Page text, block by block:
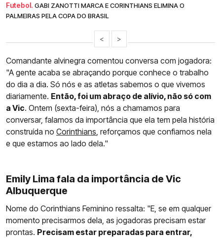
Futebol. GABI ZANOTTI MARCA E CORINTHIANS ELIMINA O
PALMEIRAS PELA COPA DO BRASIL
< >
Comandante alvinegra comentou conversa com jogadora:
"A gente acaba se abraçando porque conhece o trabalho
do dia a dia. Só nós e as atletas sabemos o que vivemos
diariamente. Então, foi um abraço de alívio, não só com
a Vic. Ontem (sexta-feira), nós a chamamos para
conversar, falamos da importância que ela tem pela história
construída no Corinthians , reforçamos que confiamos nela
e que estamos ao lado dela."
Emily Lima fala da importância de Vic
Albuquerque
Nome do Corinthians Feminino ressalta: "E, se em qualquer
momento precisarmos dela, as jogadoras precisam estar
prontas. Precisam estar preparadas para entrar,